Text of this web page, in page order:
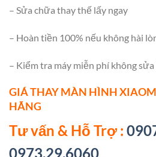
– Sửa chữa thay thế lấy ngay
– Hoàn tiền 100% nếu không hài
– Kiểm tra máy miễn phí không sửa
GIÁ THAY MÀN HÌNH
HÃNG
Tư vấn & Hỗ Trợ :
0973.29.6060